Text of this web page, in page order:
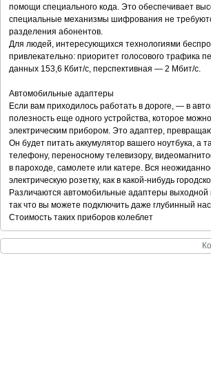
помощи специального кода. Это обеспечивает
специальные механизмы шифрования не
разделения абонентов.
Для людей, интересующихся технологиями
привлекательно: приоритет голосового трафика
данных 153,6 Кбит/с, перспективная — 2 Мбит/c.
Автомобильные адаптеры
Если вам приходилось работать в дороге, — в
полезность еще одного устройства, которое
электрическим прибором. Это адаптер,
Он будет питать аккумулятор вашего ноутбука, а
телефону, переносному телевизору,
в пароходе, самолете или катере. Вся
электрическую розетку, как в какой-нибудь
Различаются автомобильные адаптеры
так что вы можете подключить даже глубинный
Стоимость таких приборов колеблет